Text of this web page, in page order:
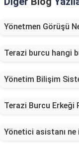
Yönetmen Görüşü
Terazi burcu hangi
Yönetim Bilişim
Terazi Burcu Erkeği
Yönetici asistanı ne